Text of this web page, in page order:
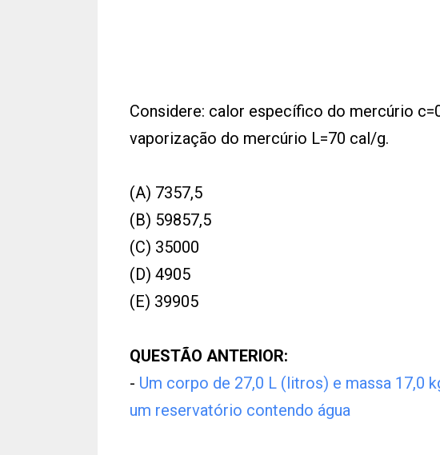
Considere: calor específico do mercúrio
vaporização do mercúrio L=70 cal/g.
(A) 7357,5
(B) 59857,5
(C) 35000
(D) 4905
(E) 39905
QUESTÃO ANTERIOR:
- Um corpo de 27,0 L (litros) e massa 17,0
um reservatório contendo água